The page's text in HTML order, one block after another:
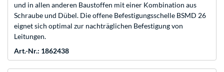
und in allen anderen Baustoffen mit einer Kombination aus
Schraube und Dübel. Die offene Befestigungsschelle BSMD 26
eignet sich optimal zur nachträglichen Befestigung von
Leitungen.
Art.-Nr.: 1862438